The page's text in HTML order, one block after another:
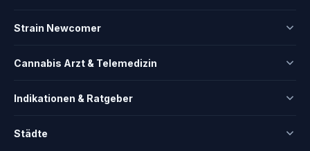
Strain Newcomer
Cannabis Arzt & Telemedizin
Indikationen & Ratgeber
Städte